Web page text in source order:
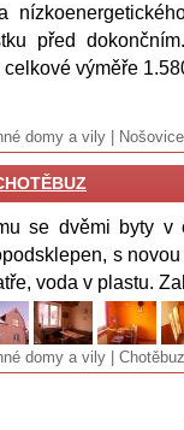
před
celkové výměře
domy a vily |
se dvěmi byty v
s
voda v plastu.
domy a vily |